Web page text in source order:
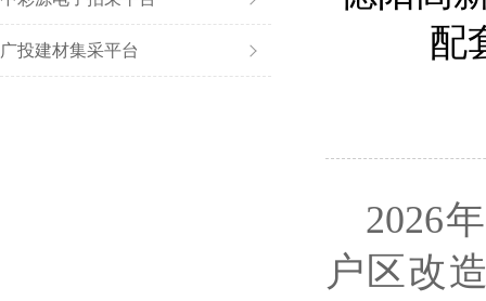
广投建材集采平台
配
2026
户区改